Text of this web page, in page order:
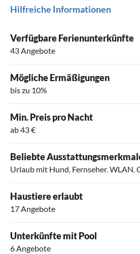
Hilfreiche Informationen
Verfügbare Ferienunterkünfte
43 Angebote
Mögliche Ermäßigungen
bis zu 10%
Min. Preis pro Nacht
ab 43 €
Beliebte
Urlaub mit Hund, Fernseher,WLAN,
Haustiere erlaubt
17 Angebote
Unterkünfte mit Pool
6 Angebote